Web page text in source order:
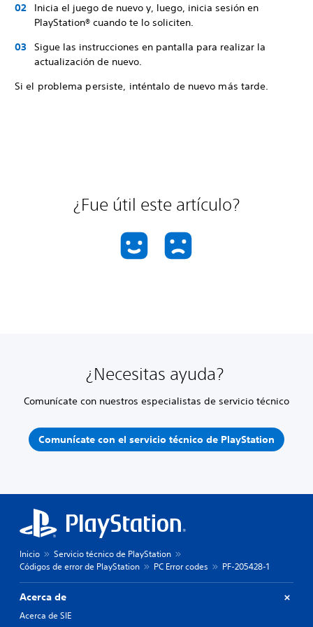
Inicia el juego de nuevo y, luego, inicia sesión en
PlayStation® cuando te lo soliciten.
Sigue las instrucciones en pantalla para realizar la
actualización de nuevo.
Si el problema persiste, inténtalo de nuevo más tarde.
¿Fue útil este artículo?
¿Necesitas ayuda?
Comunícate con nuestros especialistas de servicio técnico
Comunícate con el servicio técnico de PlayStation
Inicio
Servicio técnico de PlayStation
Códigos de error de PlayStation
PC Error codes PF-205428-1
Acerca de
Acerca de SIE